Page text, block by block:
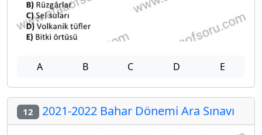
A B C D E
12 2021-2022 Bahar Dönemi Ara Sınavı